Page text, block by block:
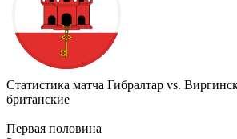
Статистика матча Гибралтар vs.
британские
Первая половина